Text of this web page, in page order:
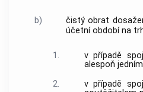
b)
čistý obrat
účetní období na
1. v případě
alespoň
2.
v případě